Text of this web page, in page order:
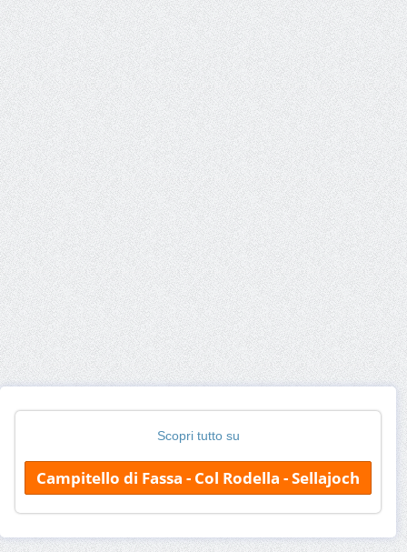
Scopri tutto su
Campitello di Fassa - Col Rodella - Sellajoch